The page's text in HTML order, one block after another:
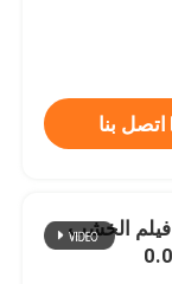
اتصل بنا
مقاومة التشوه PVC فيلم الخشب